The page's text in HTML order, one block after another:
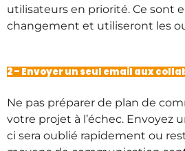
utilisateurs en priorité. Ce sont
changement et utiliseront les
2 – Envoyer un seul email aux
Ne pas préparer de plan de
votre projet à l’échec. Envoyez
ci sera oublié rapidement ou